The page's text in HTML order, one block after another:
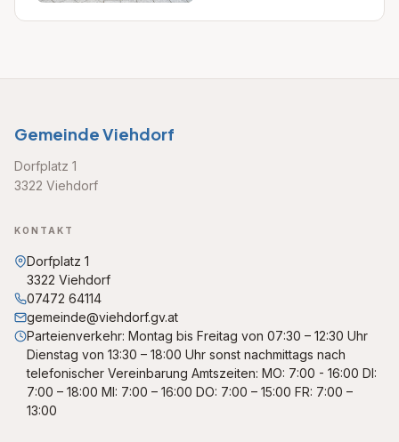
Gemeinde Viehdorf
Dorfplatz 1
3322 Viehdorf
KONTAKT
Dorfplatz 1
3322 Viehdorf
07472 64114
gemeinde@viehdorf.gv.at
Parteienverkehr: Montag bis Freitag von 07:30 – 12:30 Uhr
Dienstag von 13:30 – 18:00 Uhr sonst nachmittags nach
telefonischer Vereinbarung Amtszeiten: MO: 7:00 - 16:00 DI:
7:00 – 18:00 MI: 7:00 – 16:00 DO: 7:00 – 15:00 FR: 7:00 –
13:00